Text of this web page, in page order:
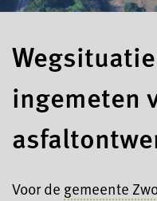
ingemeten
Voor de gemeente